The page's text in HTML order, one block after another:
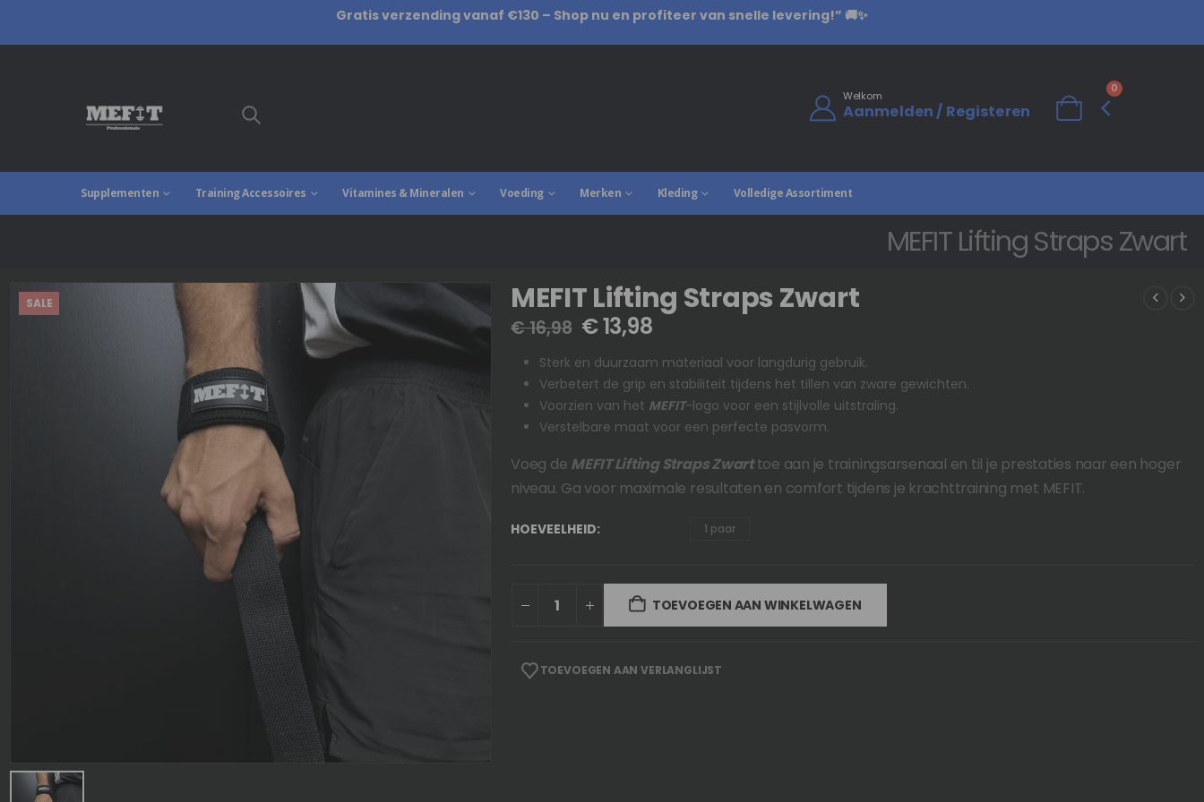
Gratis verzending vanaf €130 – Shop nu en profiteer van snelle levering!” 🚚✨
Welkom
Aanmelden / Registeren
0
Supplementen Training Accessoires Vitamines & Mineralen Voeding Merken Kleding Volledige Assortiment
MEFIT Lifting Straps Zwart
SALE MEFIT Lifting Straps Zwart
€16,98 €13,98
Sterk en duurzaam materiaal voor langdurig gebruik.
Verbetert de grip en stabiliteit tijdens het tillen van zware gewichten.
Voorzien van het MEFIT-logo voor een stijlvolle uitstraling.
Verstelbare maat voor een perfecte pasvorm.
Voeg de MEFIT Lifting Straps Zwarttoe aan je trainingsarsenaal en til je prestaties naar een hoger
niveau. Ga voor maximale resultaten en comfort tijdens je krachttraining met MEFIT.
HOEVEELHEID 1 paar
TOEVOEGEN AAN WINKELWAGEN
TOEVOEGEN AAN VERLANGLIJST